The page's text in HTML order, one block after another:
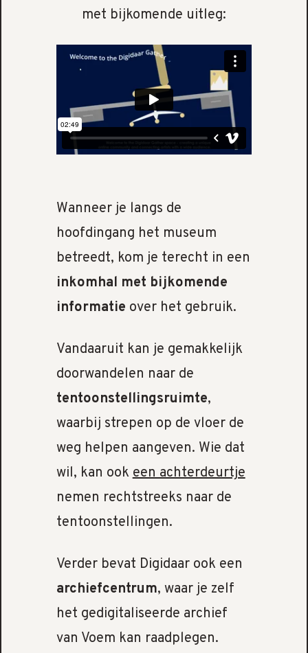
met bijkomende uitleg:
Wanneer je langs de
hoofdingang het museum
betreedt, kom je terecht in een
inkomhal met bijkomende
informatie over het gebruik.
Vandaaruit kan je gemakkelijk
doorwandelen naar de
tentoonstellingsruimte,
waarbij strepen op de vloer de
weg helpen aangeven. Wie dat
wil, kan ookeen achterdeurtje
nemen rechtstreeks naar de
tentoonstellingen.
Verder bevat Digidaar ook een
archiefcentrum, waar je zelf
het gedigitaliseerde archief
van Voem kan raadplegen.